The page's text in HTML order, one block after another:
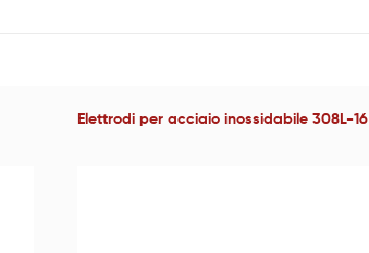
Elettrodi per acciaio inossidabile 308L-16